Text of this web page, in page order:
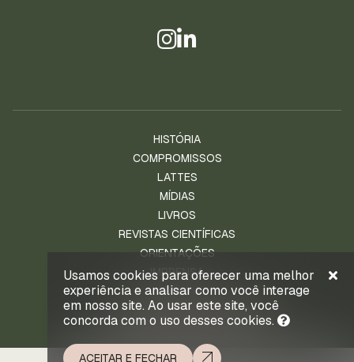
Usamos cookies para oferecer uma melhor
experiência e analisar como você interage
em nosso site. Ao usar este site, você
concorda com o uso desses cookies.
ACEITAR E FECHAR
HISTÓRIA
COMPROMISSOS
LATTES
MÍDIAS
LIVROS
REVISTAS CIENTÍFICAS
ORIENTAÇÕES
IMPRENSA
NOTÍCIAS
ENTRE EM CONTATO